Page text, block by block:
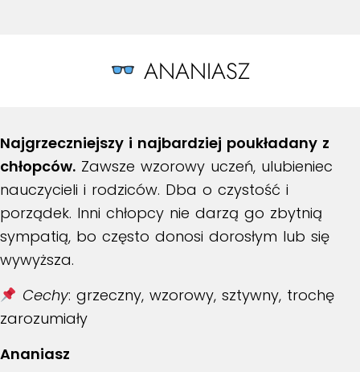
ANANIASZ
Najgrzeczniejszy i najbardziej poukładany z
chłopców. Zawsze wzorowy uczeń, ulubieniec
nauczycieli i rodziców. Dba o czystość i
porządek. Inni chłopcy nie darzą go zbytnią
sympatią, bo często donosi dorosłym lub się
wywyższa.
Cechy: grzeczny, wzorowy, sztywny, trochę
zarozumiały
Ananiasz